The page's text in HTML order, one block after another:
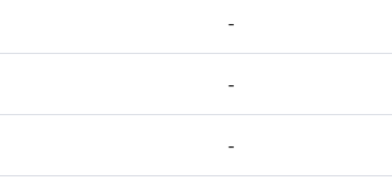
-
-
-